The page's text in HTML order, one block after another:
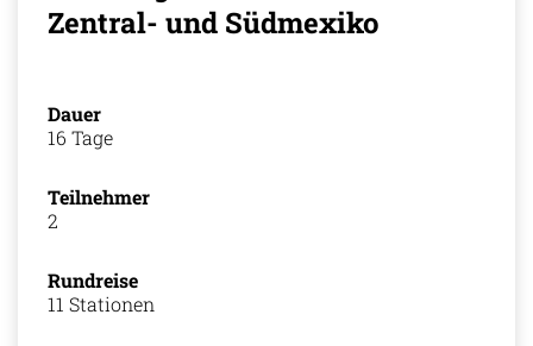
Zentral- und Südmexiko
Dauer
16 Tage
Teilnehmer
2
Rundreise
11 Stationen